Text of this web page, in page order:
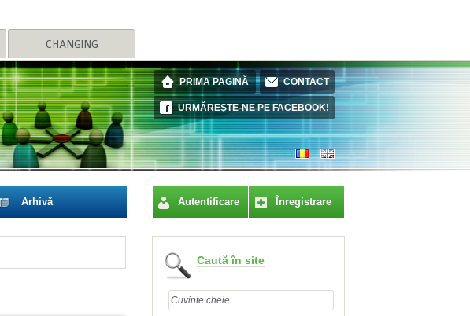
MIGRATION POLICIES
PRIMA PAGINĂ CONTACT
URMĂREŞTE-NE PE FACEBOOK!
Arhivă Autentificare Înregistrare
Caută în site